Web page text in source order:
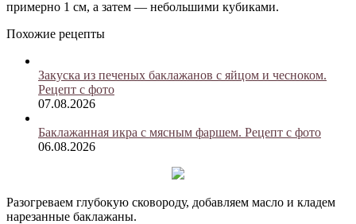
примерно 1 см, а затем — небольшими кубиками.
Похожие рецепты
Закуска из печеных баклажанов с яйцом и чесноком.
Рецепт с фото
07.08.2026
Баклажанная икра с мясным фаршем. Рецепт с фото
06.08.2026
Разогреваем глубокую сковороду, добавляем масло и кладем
нарезанные баклажаны.